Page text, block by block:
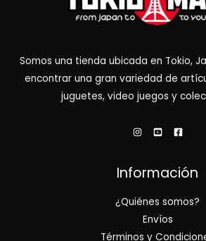
Somos una tienda ubicada en Tokio,
encontrar una gran variedad de
juguetes, video juegos y
Información
¿Quiénes somos?
Envíos
Términos y